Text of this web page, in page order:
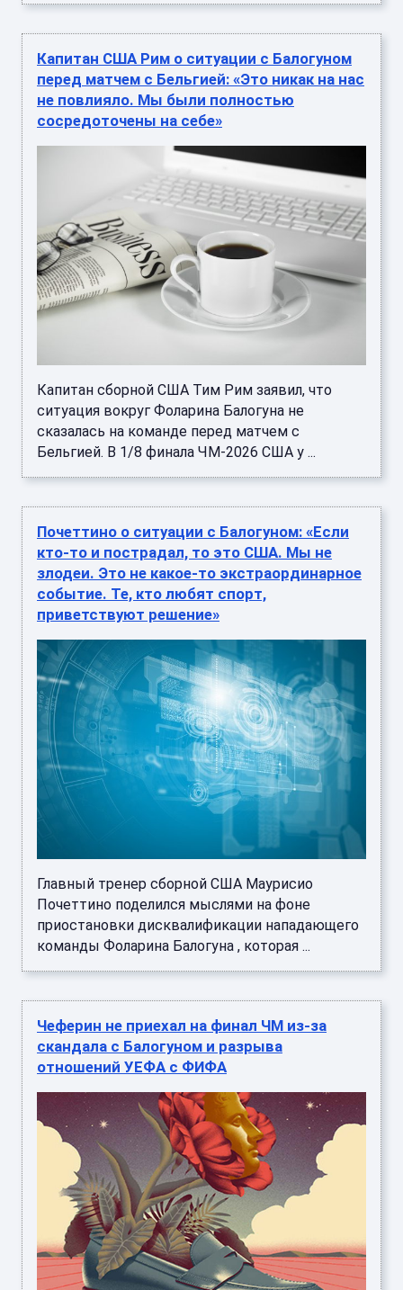
Капитан США Рим о ситуации с Балогуном
перед матчем с Бельгией: «Это никак на нас
не повлияло. Мы были полностью
сосредоточены на себе»
Капитан сборной США Тим Рим заявил, что
ситуация вокруг Фоларина Балогуна не
сказалась на команде перед матчем с
Бельгией. В 1/8 финала ЧМ-2026 США у ...
Почеттино о ситуации с Балогуном: «Если
кто-то и пострадал, то это США. Мы не
злодеи. Это не какое-то экстраординарное
событие. Те, кто любят спорт,
приветствуют решение»
Главный тренер сборной США Маурисио
Почеттино поделился мыслями на фоне
приостановки дисквалификации нападающего
команды Фоларина Балогуна , которая ...
Чеферин не приехал на финал ЧМ из-за
скандала с Балогуном и разрыва
отношений УЕФА с ФИФА